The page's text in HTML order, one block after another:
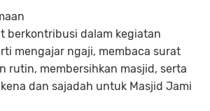
berkontribusi dalam kegiatan
mengajar ngaji, membaca surat
rutin, membersihkan masjid, serta
dan sajadah untuk Masjid Jami